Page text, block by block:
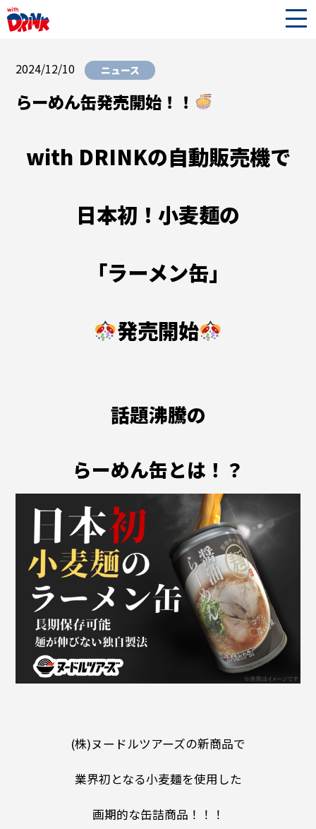
2024/12/10 ニュース
らーめん缶発売開始！！
with DRINKの自動販売機で
日本初！小麦麺の
「ラーメン缶」
発売開始
話題沸騰の
らーめん缶とは！？
(株)ヌードルツアーズの新商品で
業界初となる小麦麺を使用した
画期的な缶詰商品！！！